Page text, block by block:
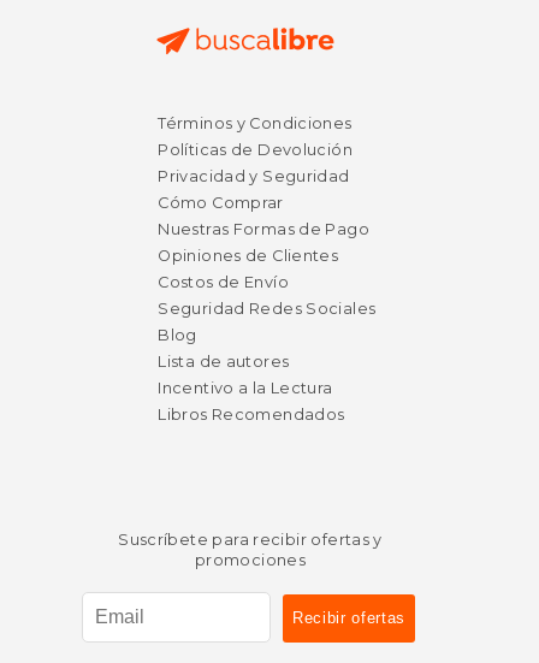
$ 15.54 dcto.
Términos y Condiciones
Políticas de Devolución
Privacidad y Seguridad
Cómo Comprar
Nuestras Formas de Pago
Opiniones de Clientes
Costos de Envío
Seguridad Redes Sociales
Blog
Lista de autores
Incentivo a la Lectura
Libros Recomendados
Suscríbete para recibir ofertas y
promociones